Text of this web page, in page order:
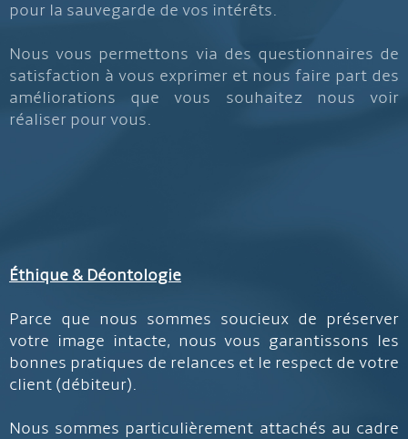
pour la sauvegarde de vos intérêts.
Nous vous permettons via des questionnaires de
satisfaction à vous exprimer et nous faire part des
améliorations que vous souhaitez nous voir
réaliser pour vous.
Éthique & Déontologie
Parce que nous sommes soucieux de préserver
votre image intacte, nous vous garantissons les
bonnes pratiques de relances et le respect de votre
client (débiteur).
Nous sommes particulièrement attachés au cadre